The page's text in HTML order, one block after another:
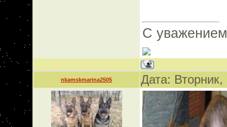
С
nkamskmarina2505 Дата: